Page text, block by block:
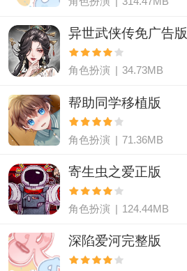
异世武侠传免广告版
角色扮演 | 34.73MB
帮助同学移植版
角色扮演 | 71.36MB
寄生虫之爱正版
角色扮演 | 124.44MB
深陷爱河完整版